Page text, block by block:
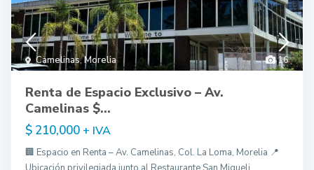
16
Camelinas,Morelia
Renta de Espacio Exclusivo – Av.
Camelinas $...
$ 210,000 + IVA
🏢 Espacio en Renta – Av. Camelinas, Col. La Loma, Morelia 📍